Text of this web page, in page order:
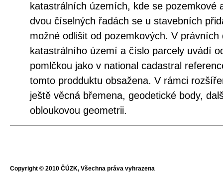
katastrálních územích, kde se pozemkové
dvou číselných řadách se u stavebních
možné odlišit od pozemkových. V
katastrálního území a číslo parcely uvádí
pomlčkou jako v national cadastral
tomto prodduktu obsažena. V rámci
ještě věcná břemena, geodetické body,
obloukovou geometrii.
Copyright © 2010 ČÚZK, Všechna práva vyhrazena